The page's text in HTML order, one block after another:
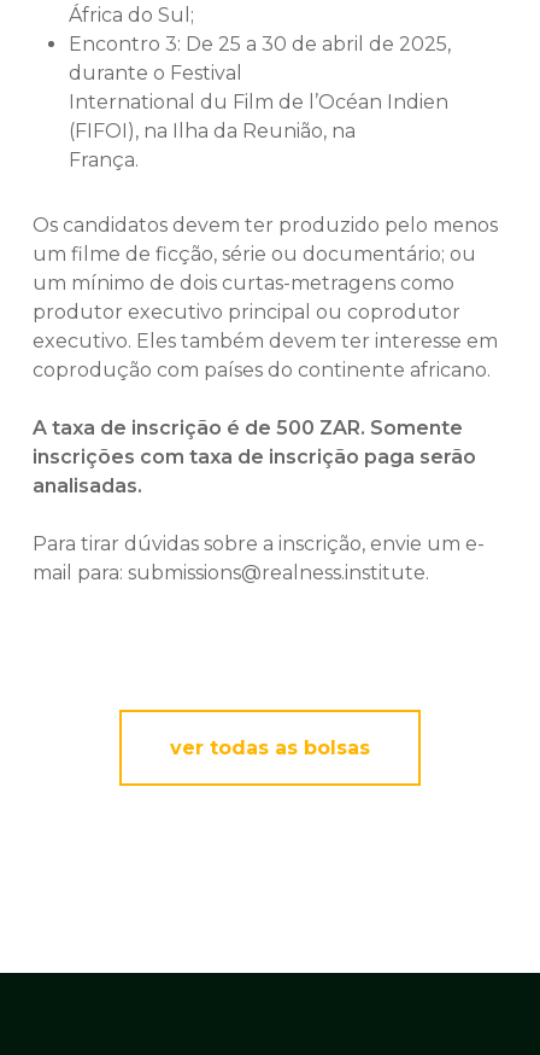
África do Sul;
Encontro 3: De 25 a 30 de abril de 2025,
durante o Festival
International du Film de l’Océan Indien
(FIFOI), na Ilha da Reunião, na
França.
Os candidatos devem ter produzido pelo menos
um filme de ficção, série ou documentário; ou
um mínimo de dois curtas-metragens como
produtor executivo principal ou coprodutor
executivo. Eles também devem ter interesse em
coprodução com países do continente africano.
A taxa de inscrição é de 500 ZAR. Somente
inscrições com taxa de inscrição paga serão
analisadas.
Para tirar dúvidas sobre a inscrição, envie um e-
mail para: submissions@realness.institute.
ver todas as bolsas